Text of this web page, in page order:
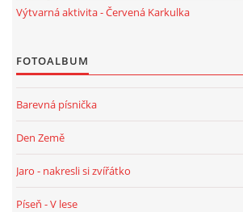
PÍSNĚ K TÉMATU LÉTO
Výtvarná aktivita - Červená Karkulka
FOTOALBUM
Barevná písnička
Den Země
Jaro - nakresli si zvířátko
Píseň - V lese